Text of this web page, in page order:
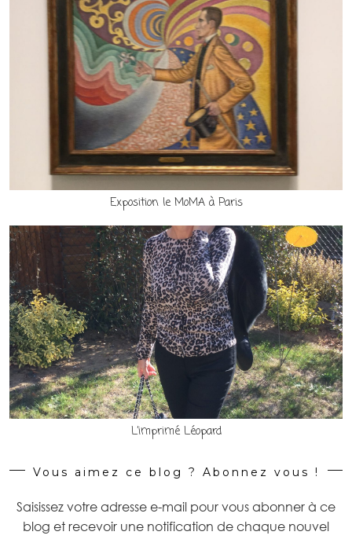
Exposition le MoMA à Paris
L’imprimé Léopard
Vous aimez ce blog ? Abonnez vous !
Saisissez votre adresse e-mail pour vous abonner à ce
blog et recevoir une notification de chaque nouvel